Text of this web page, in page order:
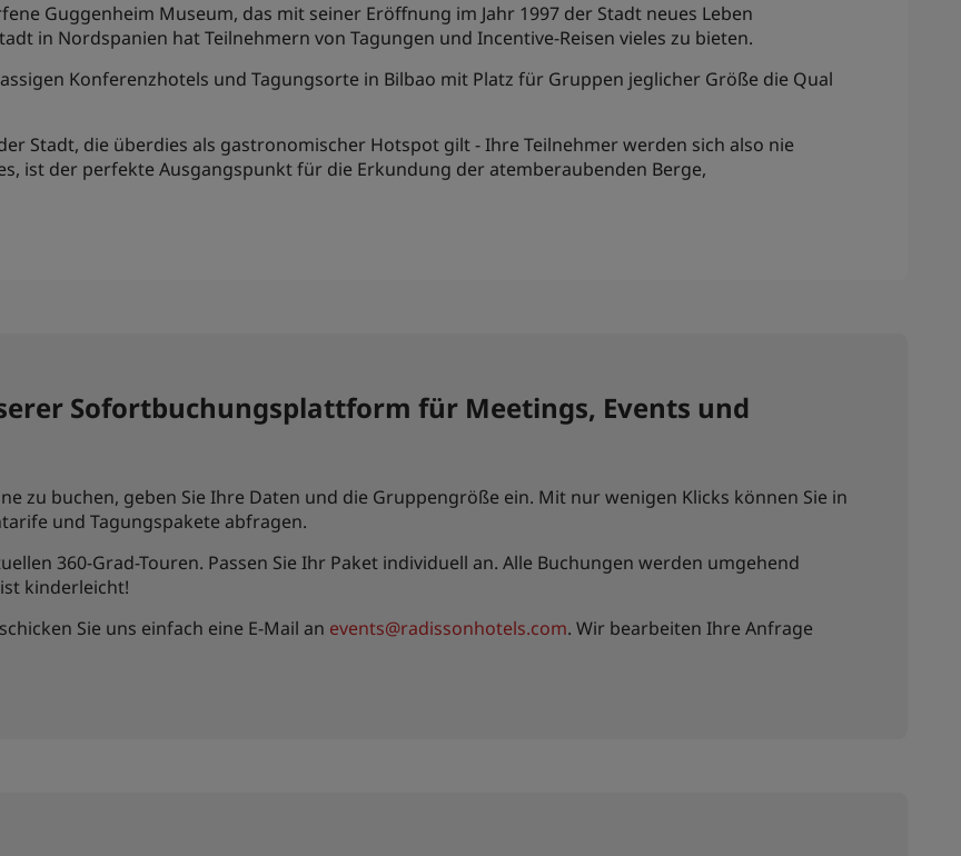
Guggenheim Museum, das mit seiner Eröffnung im Jahr 1997 der Stadt neues Leben
in Nordspanien hat Teilnehmern von Tagungen und Incentive-Reisen vieles zu bieten.
Konferenzhotels und Tagungsorte in Bilbao mit Platz für Gruppen jeglicher Größe die Qual
Stadt, die überdies als gastronomischer Hotspot gilt - Ihre Teilnehmer werden sich also nie
ist der perfekte Ausgangspunkt für die Erkundung der atemberaubenden Berge,
Sofortbuchungsplattform für Meetings, Events und
zu buchen, geben Sie Ihre Daten und die Gruppengröße ein. Mit nur wenigen Klicks können Sie in
und Tagungspakete abfragen.
360-Grad-Touren. Passen Sie Ihr Paket individuell an. Alle Buchungen werden umgehend
kinderleicht!
Sie uns einfach eine E-Mail an events@radissonhotels.com. Wir bearbeiten Ihre Anfrage